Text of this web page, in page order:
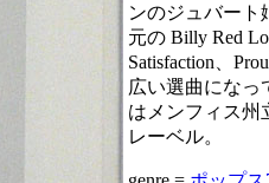
ンのジュバート
元の Billy Red
Satisfaction、
広い選曲になっ
はメンフィス州
レーベル。